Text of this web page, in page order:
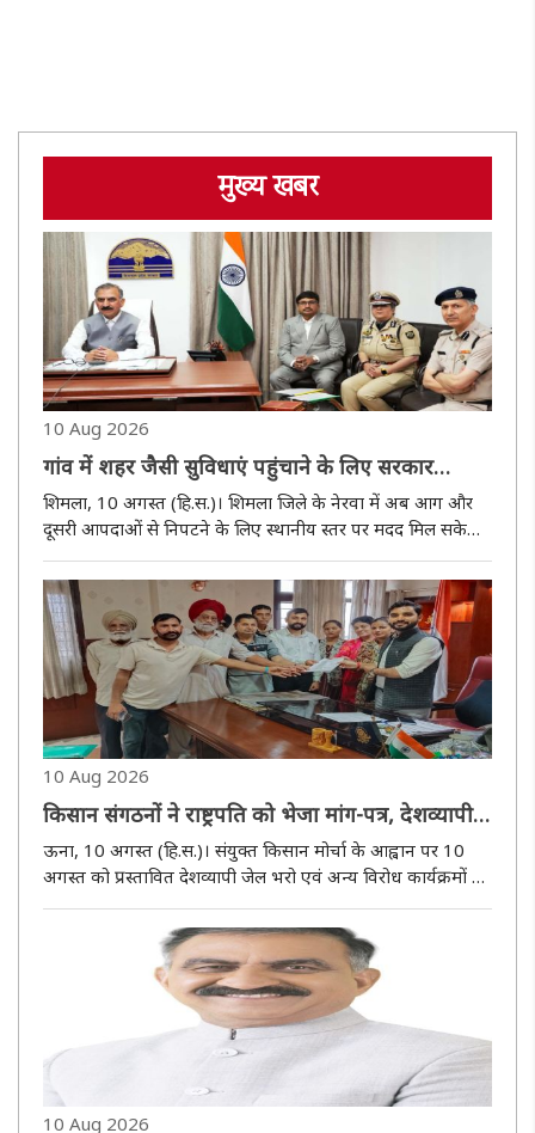
मुख्य खबर
10 Aug 2026
गांव में शहर जैसी सुविधाएं पहुंचाने के लिए सरकार
प्रयासरत : मुख्यमंत्री सुक्खू
शिमला, 10 अगस्त (हि.स.)। शिमला जिले के नेरवा में अब आग और
दूसरी आपदाओं से निपटने के लिए स्थानीय स्तर पर मदद मिल सकेगी।
मुख्यमंत्री सुखविन्द्र सिंह सुक्खू ने सोमवार को शिमला से वर्चुअल
माध्यम से नेरवा में नवस्थापित अग्निशमन चौकी का लोकार्पण किया।
..
10 Aug 2026
किसान संगठनों ने राष्ट्रपति को भेजा मांग-पत्र, देशव्यापी
जेल भरो आंदोलन के समर्थन में उठाई आवाज
ऊना, 10 अगस्त (हि.स.)। संयुक्त किसान मोर्चा के आह्वान पर 10
अगस्त को प्रस्तावित देशव्यापी जेल भरो एवं अन्य विरोध कार्यक्रमों के
समर्थन में किसानों ने राष्ट्रपति द्रौपदी मुर्मू को मांग-पत्र भेजकर केंद्र
सरकार से किसान, मजदूर और ग्रामीण वर्ग से जुड़..
10 Aug 2026